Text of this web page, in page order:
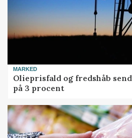
MARKED
Olieprisfald og fredshåb
på 3 procent